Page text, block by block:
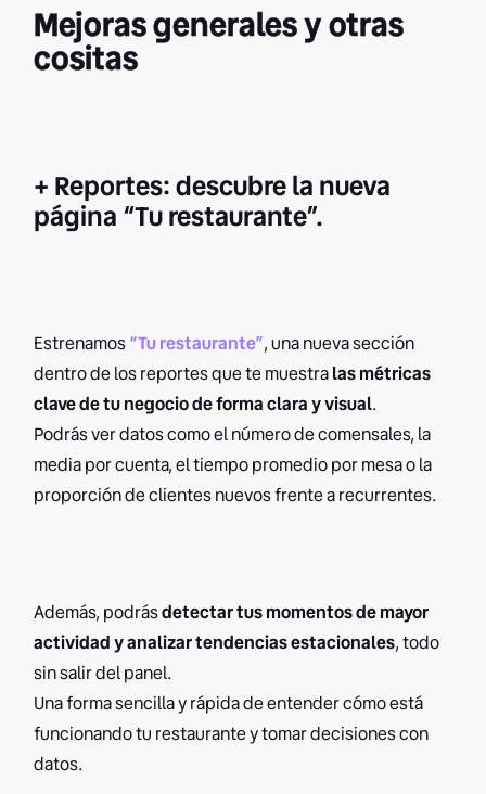
Mejoras generales y otras
cositas
+ Reportes: descubre la nueva
página “Tu restaurante”.
Estrenamos“Tu restaurante”, una nueva sección
dentro de los reportes que te muestralas métricas
clave de tu negocio de forma clara y visual.
Podrás ver datos como el número de comensales, la
media por cuenta, el tiempo promedio por mesa o la
proporción de clientes nuevos frente a recurrentes.
Además, podrásdetectar tus momentos de mayor
actividad y analizar tendencias estacionales, todo
sin salir del panel.
Una forma sencilla y rápida de entender cómo está
funcionando tu restaurante y tomar decisiones con
datos.